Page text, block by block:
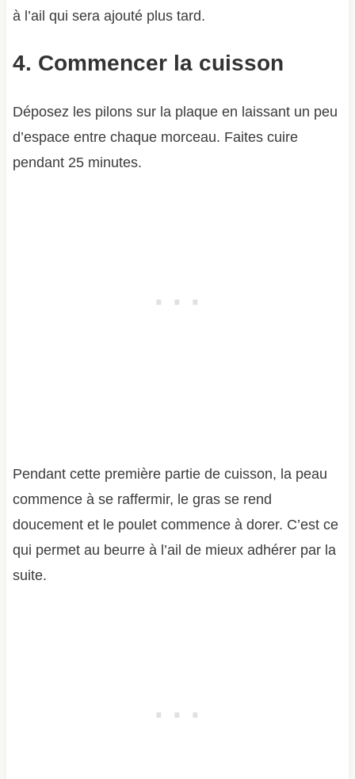
à l’ail qui sera ajouté plus tard.
4. Commencer la cuisson
Déposez les pilons sur la plaque en laissant un peu
d’espace entre chaque morceau. Faites cuire
pendant 25 minutes.
Pendant cette première partie de cuisson, la peau
commence à se raffermir, le gras se rend
doucement et le poulet commence à dorer. C’est ce
qui permet au beurre à l’ail de mieux adhérer par la
suite.